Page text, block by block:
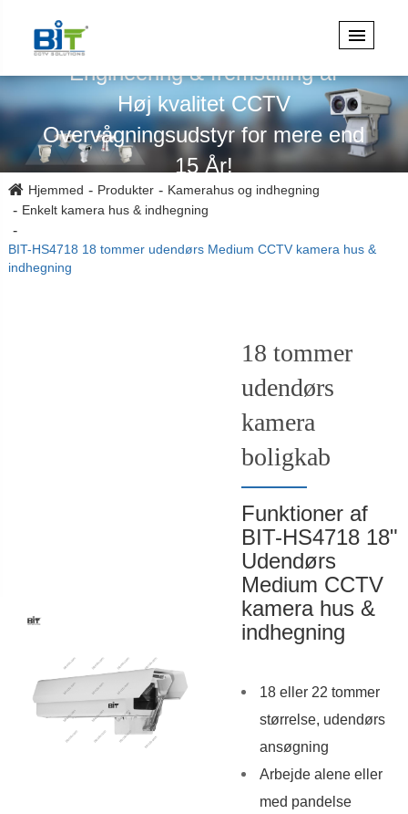
Engineering & fremstilling af
Høj kvalitet CCTV
Overvågningsudstyr for mere end
15 År!
Hjemmed Produkter
Kamerahus og indhegning
Enkelt kamera hus & indhegning
BIT-HS4718 18 tommer udendørs Medium CCTV kamera hus &
indhegning
18 tommer
udendørs
kamera
boligkab
Funktioner af
BIT-HS4718 18"
Udendørs
Medium CCTV
kamera hus &
indhegning
18 eller 22 tommer
størrelse, udendørs
ansøgning
Arbejde alene eller
med pandelse